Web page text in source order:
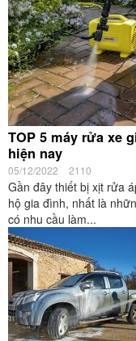
TOP 5 máy rửa xe
hiện nay
05/12/2022 2110
Gần đây thiết bị xịt rửa
hộ gia đình, nhất là
có nhu cầu làm...